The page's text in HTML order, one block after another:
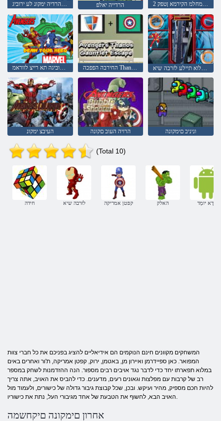
שאד הרדיה ימקונ לע ירוביג הרדייה יאלפ 2 לזאפ םיחרזאה תמחלמ הקירמא ןטפק
ךלש רוביגה תא רייצ לווראמ החירבה הפפכה Thanos םימקונה ןורטלוא תיילע לזרבה שיא
העיבצ ימקונ הרויה העוב םקונה וניניב םימקונה
(Total 10)
חידה לזרבה שיא קפטן אמריקה האלק םָדָא יּומְד
המשחקים מקוונים חינם הנוקמים הם אידיאליים להציג בפניכם את כל חברי צוות
המפואר. כאן ספיידרמן ואיירון מן, באטמן, ירוק, קפטן אמריקה, ת'ור ואחרים באים
במלוא תפארתו יחד כדי לדבר נגד אויבים רבים מספור. הנה ההזדמנות לשחק במספר
רב של קרבות עם מפלצות וגאונים רעים, מדענים. כדי להביס את האויב, אתה צריך
להיות חכם מספיק, מהיר ועיקש. ובכן, שכל קבוצת גיבור גדולה של כישורים, ולעמוד מול
האויב הבא, לחשוף את הטבעת של אחד מגיבורי העל, נתת את כישוריו.
אחרון םימקונה םיקחשמה